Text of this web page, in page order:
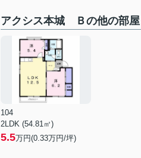
アクシス本城 Ｂの他の部屋
104
2LDK (54.81㎡)
5.5万円(0.33万円/坪)